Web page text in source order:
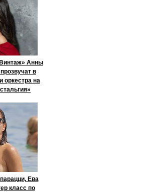
Анны
в
оркестра на
Ева
класс по